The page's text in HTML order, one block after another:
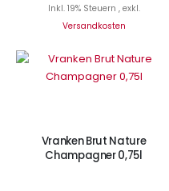
Inkl. 19% Steuern , exkl.
Versandkosten
IN DEN WARENKORB
Vranken Brut Nature
Champagner 0,75l